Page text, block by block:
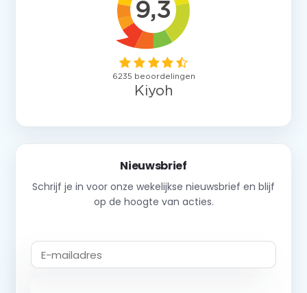
Nieuwsbrief
Schrijf je in voor onze wekelijkse nieuwsbrief en blijf
op de hoogte van acties.